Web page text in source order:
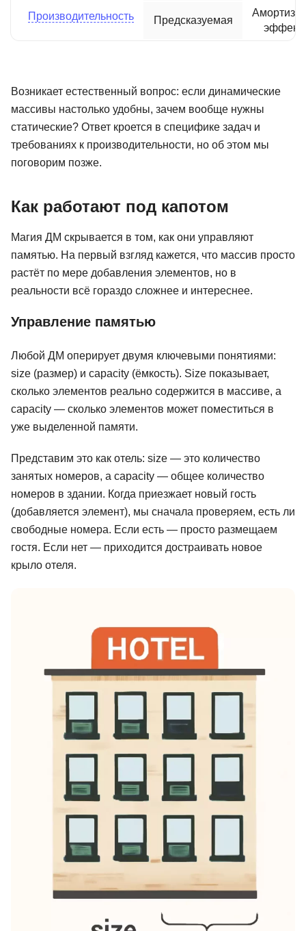
Производительность Предсказуемая
Возникает естественный вопрос: если динамические
массивы настолько удобны, зачем вообще нужны
статические? Ответ кроется в специфике задач и
требованиях к производительности, но об этом мы
поговорим позже.
Как работают под капотом
Магия ДМ скрывается в том, как они управляют
памятью. На первый взгляд кажется, что массив просто
растёт по мере добавления элементов, но в
реальности всё гораздо сложнее и интереснее.
Управление памятью
Любой ДМ оперирует двумя ключевыми понятиями:
size (размер) и capacity (ёмкость). Size показывает,
сколько элементов реально содержится в массиве, а
capacity — сколько элементов может поместиться в
уже выделенной памяти.
Представим это как отель: size — это количество
занятых номеров, а capacity — общее количество
номеров в здании. Когда приезжает новый гость
(добавляется элемент), мы сначала проверяем, есть ли
свободные номера. Если есть — просто размещаем
гостя. Если нет — приходится достраивать новое
крыло отеля.